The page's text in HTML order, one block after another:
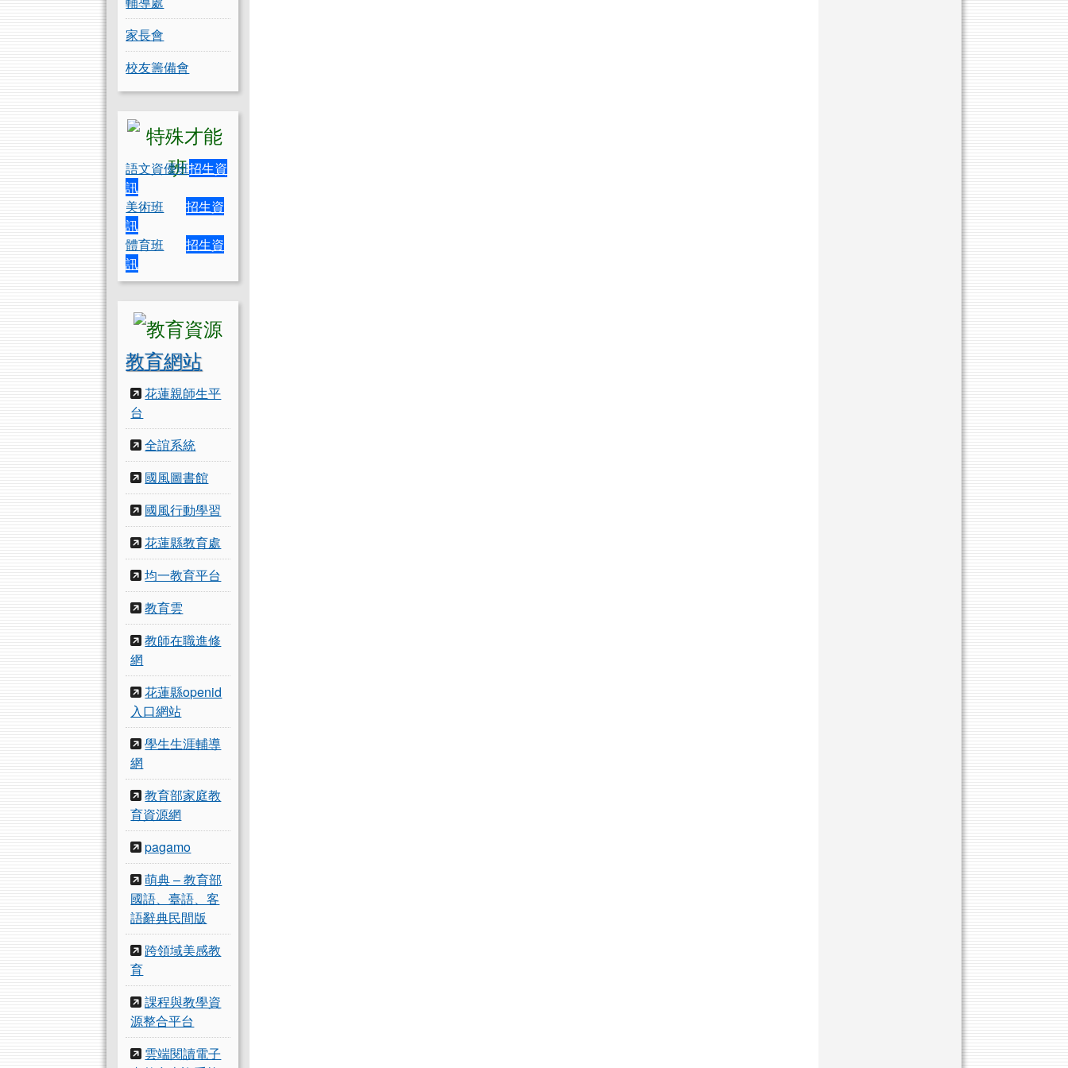
家長會
校友籌備會
語文資優班招生資
訊
美術班
招生資
訊
體育班
招生資
訊
教育網站
花蓮親師生平
台
全誼系統
國風圖書館
國風行動學習
花蓮縣教育處
均一教育平台
教育雲
教師在職進修
網
花蓮縣openid
入口網站
學生生涯輔導
網
教育部家庭教
育資源網
pagamo
萌典 – 教育部
國語、臺語、客
語辭典民間版
跨領域美感教
育
課程與教學資
源整合平台
雲端閱讀電子